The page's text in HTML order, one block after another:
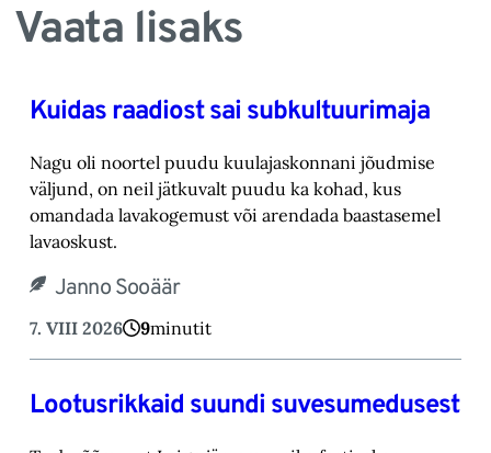
Vaata lisaks
Kuidas raadiost sai subkultuurimaja
Nagu oli noortel puudu kuulajaskonnani jõudmise
väljund, on neil jätkuvalt puudu ka kohad, ‎kus
omandada lavakogemust või arendada baastasemel
lavaoskust.‎
Janno Sooäär
7. VIII 2026 9minutit
Lootusrikkaid suundi suvesumedusest